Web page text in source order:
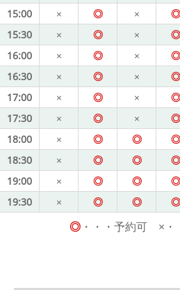
15:00
× ◎ × ◎
15:30
× ◎ × ◎
16:00
× ◎ × ◎
16:30
× ◎ × ◎
17:00
× ◎ × ◎
17:30
× ◎ × ◎
18:00
× ◎ ◎ ◎
18:30
× ◎ ◎ ◎
19:00
× ◎ ◎ ◎
19:30
× ◎ ◎ ◎
◎・・・予約可 ×・